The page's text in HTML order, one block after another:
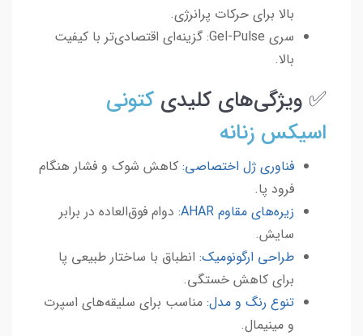
بالا برای حرکات پرانرژی.
سری Gel-Pulse: گزینه‌ای اقتصادی‌تر با کیفیت
بالا.
✅ ویژگی‌های کلیدی کتونی
اسیکس زنانه
فناوری ژل اختصاصی: کاهش شوک و فشار هنگام
فرود پا.
زیره‌های مقاوم AHAR:
دوام فوق‌العاده در برابر
سایش.
طراحی ارگونومیک: انطباق با ساختار طبیعی پا
برای کاهش خستگی.
تنوع رنگ و مدل: مناسب برای سلیقه‌های اسپرت
و مینیمال.